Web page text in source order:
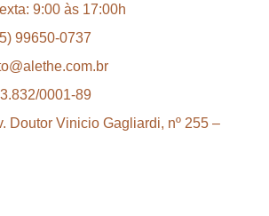
9:00 às 17:00h
99650-0737
0001-89
Doutor Vinicio Gagliardi, nº 255 –